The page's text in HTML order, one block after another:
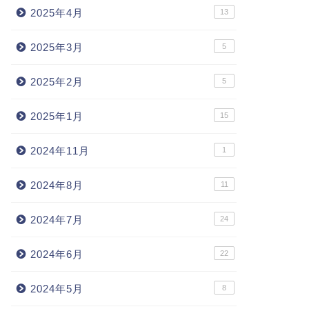
2025年4月 13
2025年3月 5
2025年2月 5
2025年1月 15
2024年11月 1
2024年8月 11
2024年7月 24
2024年6月 22
2024年5月 8